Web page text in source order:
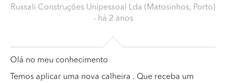
Russali Construções Unipessoal Lda (Matosinhos, Porto)
- há 2 anos
Olá no meu conhecimento
Temos aplicar uma nova calheira . Que receba um